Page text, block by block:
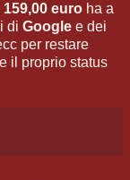
159,00 euro ha a
di Google e dei
per restare
il proprio status